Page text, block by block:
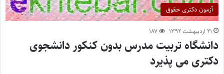
آزمون دکتری حقوق
۲۱ اردیبهشت ۱۳۹۲ ۱۸۷
دانشگاه تربیت مدرس بدون کنکور دانشجوی
دکتری می پذیرد